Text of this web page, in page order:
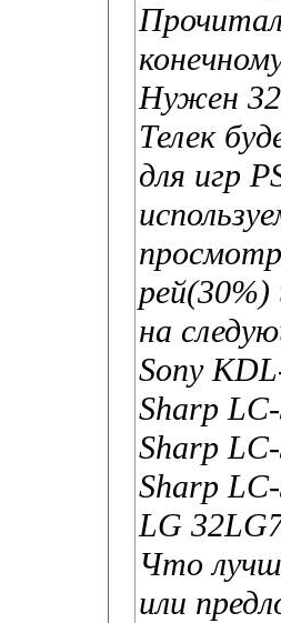
Нужен
Телек
для игр
на
Sony
Sharp
Sharp
Sharp
LG
Что
или